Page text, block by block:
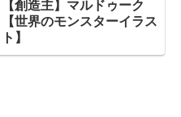
【創造主】マルドゥーク
【世界のモンスターイラス
ト】